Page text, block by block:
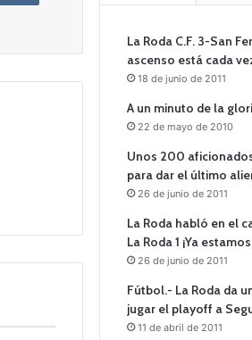
La Roda C.F. 3-San
ascenso está cada
18 de junio de 2011
A un minuto de la
22 de mayo de 2010
Unos 200
para dar el último
26 de junio de 2011
La Roda habló en el
La Roda 1 ¡Ya
26 de junio de 2011
Fútbol.- La Roda da
jugar el playoff a
11 de abril de 2011